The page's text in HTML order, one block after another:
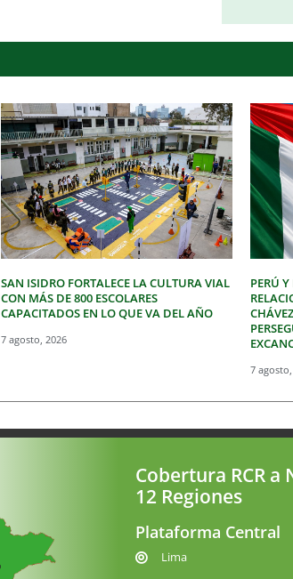
SAN ISIDRO FORTALECE LA CULTURA VIAL
CON MÁS DE 800 ESCOLARES
CAPACITADOS EN LO QUE VA DEL AÑO
7 agosto, 2026
PERÚ
7
Cobertura RCR a
12 Regiones
Plataforma Central
Lima